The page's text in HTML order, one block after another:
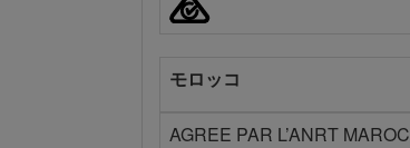
モロッコ
AGREE PAR L’ANRT MAROC